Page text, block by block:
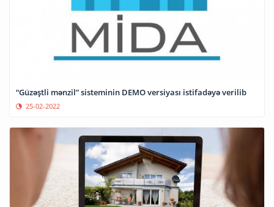
“Güzəştli mənzil” sisteminin DEMO versiyası istifadəyə verilib
25-02-2022